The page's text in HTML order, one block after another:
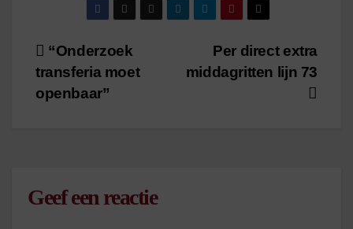
minuut leestijd
Bericht
navigatie
Per direct extra
middagritten lijn 73
“Onderzoek
transferia moet
openbaar”
Geef een reactie